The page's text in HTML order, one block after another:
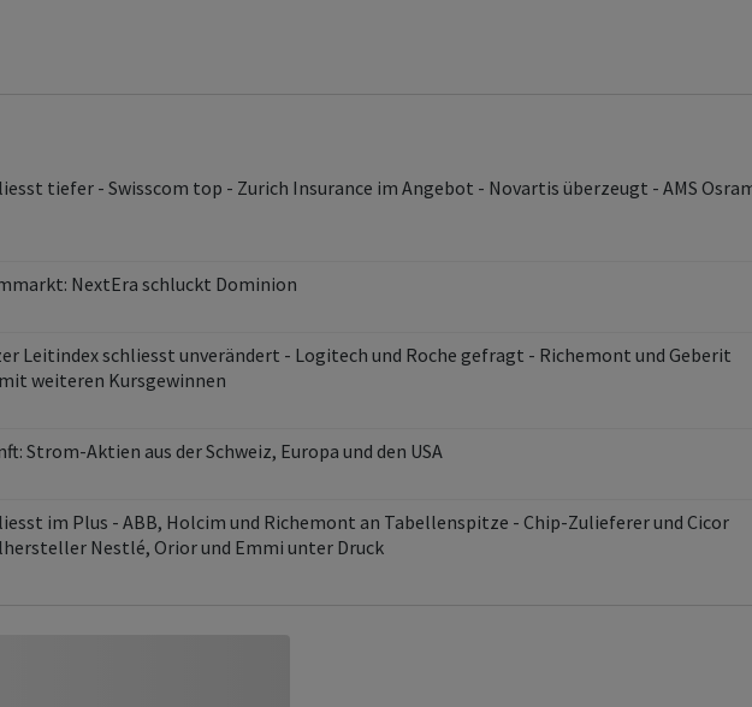
tiefer - Swisscom top - Zurich Insurance im Angebot - Novartis überzeugt - AMS
NextEra schluckt Dominion
Leitindex schliesst unverändert - Logitech und Roche gefragt - Richemont und Geberit
weiteren Kursgewinnen
Strom-Aktien aus der Schweiz, Europa und den USA
im Plus - ABB, Holcim und Richemont an Tabellenspitze - Chip-Zulieferer und Cicor
Nestlé, Orior und Emmi unter Druck